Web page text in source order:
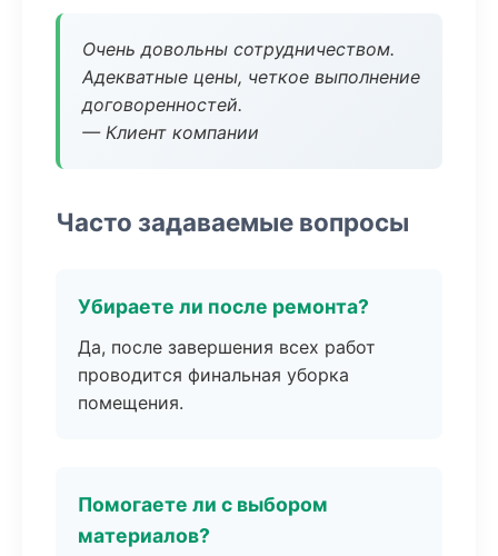
Очень довольны сотрудничеством.
Адекватные цены, четкое выполнение
договоренностей.
— Клиент компании
Часто задаваемые вопросы
Убираете ли после ремонта?
Да, после завершения всех работ
проводится финальная уборка
помещения.
Помогаете ли с выбором
материалов?